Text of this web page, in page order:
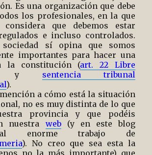
Es una organización que debe
los profesionales, en la que
que debemos estar
e incluso controlados.
sociedad sí opina que somos
importantes para hacer una
la constitución (art. 22 Libre
sentencia tribunal
).
a cómo está la situación
no es muy distinta de lo que
provincia y que podéis
nuestra web(y en este blog
enorme trabajo de
). No creo que sea esta la
no la más importante) que